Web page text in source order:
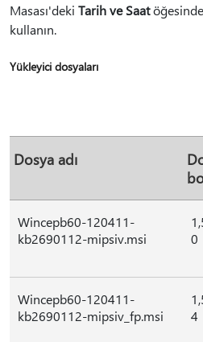
Masası'deki Tarih ve Saatöğesinde
kullanın.
Yükleyici dosyaları
Dosya adı
Wincepb60-120411-
kb2690112-mipsiv.msi
0
Wincepb60-120411-
kb2690112-mipsiv_fp.msi
4